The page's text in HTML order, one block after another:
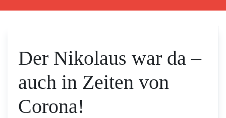
Der Nikolaus war da –
auch in Zeiten von
Corona!